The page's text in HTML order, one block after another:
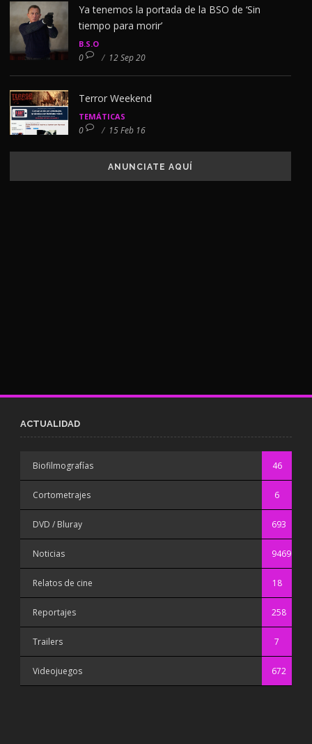
Ya tenemos la portada de la BSO de ‘Sin
tiempo para morir’
B.S.O
0 / 12 Sep 20
Terror Weekend
TEMÁTICAS
0 / 15 Feb 16
ANUNCIATE AQUÍ
ACTUALIDAD
Biofilmografías 46
Cortometrajes 6
DVD / Bluray 693
Noticias 9469
Relatos de cine 18
Reportajes 258
Trailers 7
Videojuegos 672